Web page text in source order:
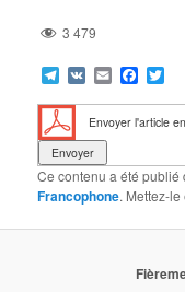
3 479
Telegram
VK Email
Envoyer l'article
Ce contenu a été publié
Francophone. Mettez-